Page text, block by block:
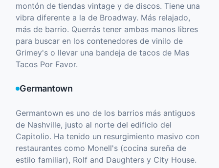
montón de tiendas vintage y de discos. Tiene una
vibra diferente a la de Broadway. Más relajado,
más de barrio. Querrás tener ambas manos libres
para buscar en los contenedores de vinilo de
Grimey's o llevar una bandeja de tacos de Mas
Tacos Por Favor.
Germantown
Germantown es uno de los barrios más antiguos
de Nashville, justo al norte del edificio del
Capitolio. Ha tenido un resurgimiento masivo con
restaurantes como Monell's (cocina sureña de
estilo familiar), Rolf and Daughters y City House.